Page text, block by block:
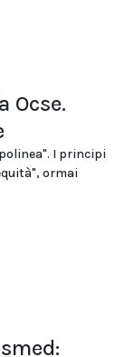
Ocse.
I principi
ormai